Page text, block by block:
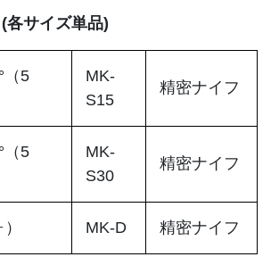
各サイズ単品)
5
MK-
S15
精密ナイフ
5
MK-
S30
精密ナイフ
MK-D 精密ナイフ